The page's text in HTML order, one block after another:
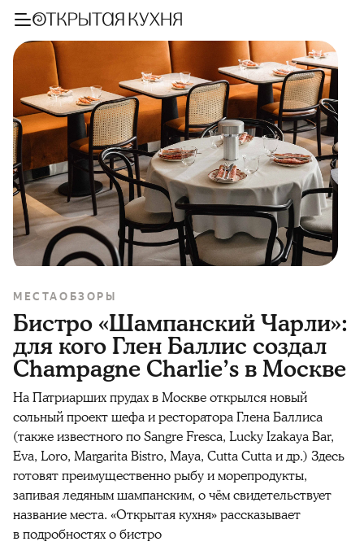
МЕСТА ОБЗОРЫ
Бистро «Шампанский Чарли»:
для кого Глен Баллис создал
Champagne Charlie’s в Москве
На Патриарших прудах в Москве открылся новый
сольный проект шефа и ресторатора Глена Баллиса
(также известного по Sangre Fresca, Lucky Izakaya Bar,
Eva, Loro, Margarita Bistro, Maya, Cutta Cutta и др.) Здесь
готовят преимущественно рыбу и морепродукты,
запивая ледяным шампанским, о чём свидетельствует
название места. «Открытая кухня» рассказывает
в подробностях о бистро